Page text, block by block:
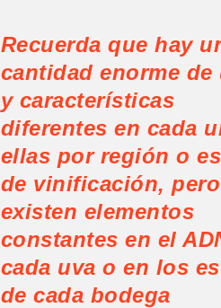
Recuerda que hay
cantidad enorme de
y características
diferentes en cada
ellas por región o
de vinificación, pero
existen elementos
constantes en el
cada uva o en los
de cada bodega